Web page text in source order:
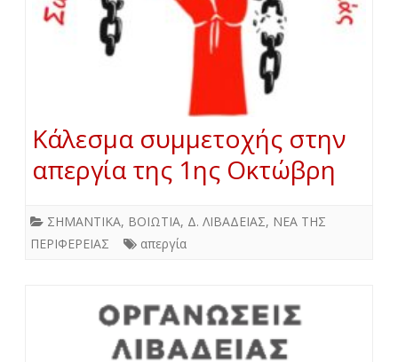
Κάλεσμα συμμετοχής στην
απεργία της 1ης Οκτώβρη
ΣΗΜΑΝΤΙΚΑ, ΒΟΙΩΤΙΑ, Δ. ΛΙΒΑΔΕΙΑΣ, ΝΕΑ ΤΗΣ
ΠΕΡΙΦΕΡΕΙΑΣ
απεργία